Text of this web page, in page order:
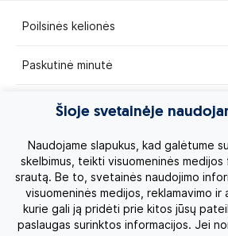
Poilsinės kelionės
Paskutinė minutė
Egzotinės kelionės
Kruizai
Kelionės po Lietuvą
Apie mus
Šioje svetainėje
Naudojame slapukus, kad galėtume
skelbimus, teikti visuomeninės medijos
srautą. Be to, svetainės naudojimo
visuomeninės medijos, reklamavimo ir
kurie gali ją pridėti prie kitos jūsų
paslaugas surinktos informacijos. Jei